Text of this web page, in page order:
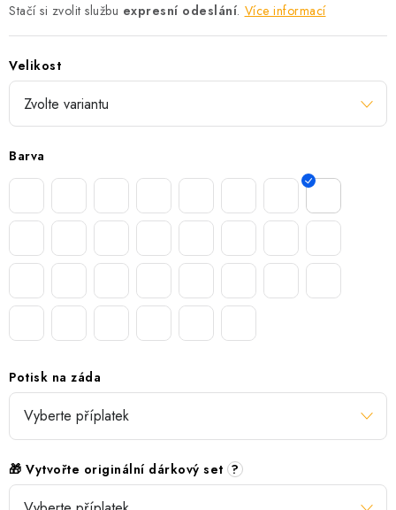
Stačí si zvolit službu expresní odeslání. Více informací
Velikost
Barva
Potisk na záda
🎁 Vytvořte originální dárkový set ?